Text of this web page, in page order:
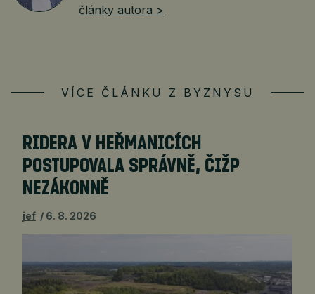
články autora >
VÍCE ČLÁNKU Z BYZNYSU
RIDERA V HEŘMANICÍCH
POSTUPOVALA SPRÁVNĚ, ČIŽP
NEZÁKONNĚ
jef 6. 8. 2026